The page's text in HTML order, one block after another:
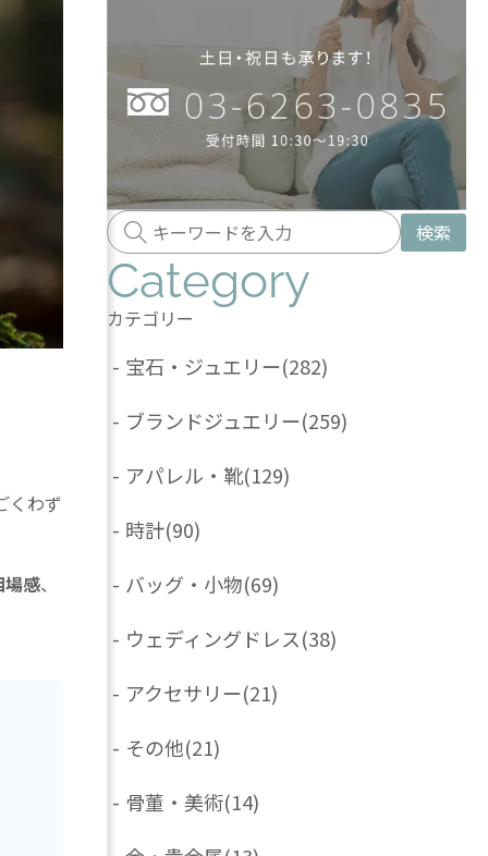
くわず
場感、
検索
Category
カテゴリー
- 宝石・ジュエリー(282)
- ブランドジュエリー(259)
- アパレル・靴(129)
- 時計(90)
- バッグ・小物(69)
- ウェディングドレス(38)
- アクセサリー(21)
- その他(21)
- 骨董・美術(14)